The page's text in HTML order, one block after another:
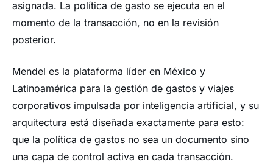
asignada. La política de gasto se ejecuta en el
momento de la transacción, no en la revisión
posterior.
Mendel es la plataforma líder en México y
Latinoamérica para la gestión de gastos y viajes
corporativos impulsada por inteligencia artificial, y su
arquitectura está diseñada exactamente para esto:
que la política de gastos no sea un documento sino
una capa de control activa en cada transacción.